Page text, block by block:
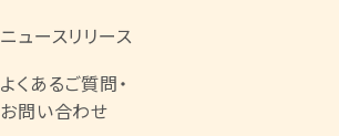
ニュースリリース
よくあるご質問・
お問い合わせ